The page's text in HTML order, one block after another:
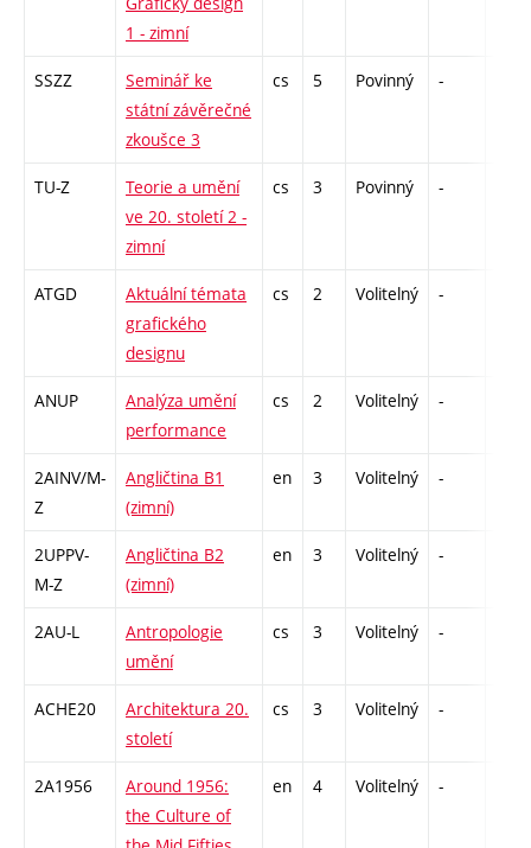
1 - zimní
SSZZ
Seminář ke
státní závěrečné
zkoušce 3
cs 5 Povinný -
TU-Z
Teorie a umění
ve 20. století 2 -
zimní
cs 3 Povinný -
ATGD
Aktuální témata
grafického
designu
cs 2 Volitelný -
ANUP
Analýza umění
performance
cs 2 Volitelný -
2AINV/M-
Z
Angličtina B1
(zimní)
en 3 Volitelný -
2UPPV-
M-Z
Angličtina B2
(zimní)
en 3 Volitelný -
2AU-L
Antropologie
umění
cs 3 Volitelný -
ACHE20
Architektura 20.
století
cs 3 Volitelný -
2A1956
Around 1956:
the Culture of
en 4 Volitelný -